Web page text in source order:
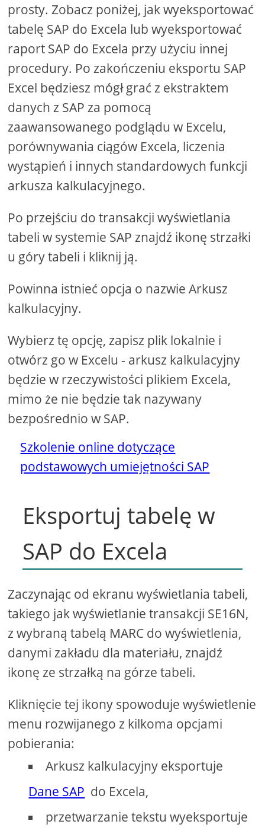
prosty. Zobacz poniżej, jak wyeksportować
tabelę SAP do Excela lub wyeksportować
raport SAP do Excela przy użyciu innej
procedury. Po zakończeniu eksportu SAP
Excel będziesz mógł grać z ekstraktem
danych z SAP za pomocą
zaawansowanego podglądu w Excelu,
porównywania ciągów Excela, liczenia
wystąpień i innych standardowych funkcji
arkusza kalkulacyjnego.
Po przejściu do transakcji wyświetlania
tabeli w systemie SAP znajdź ikonę strzałki
u góry tabeli i kliknij ją.
Powinna istnieć opcja o nazwie Arkusz
kalkulacyjny.
Wybierz tę opcję, zapisz plik lokalnie i
otwórz go w Excelu - arkusz kalkulacyjny
będzie w rzeczywistości plikiem Excela,
mimo że nie będzie tak nazywany
bezpośrednio w SAP.
Szkolenie online dotyczące
podstawowych umiejętności SAP
Eksportuj tabelę w
SAP do Excela
Zaczynając od ekranu wyświetlania tabeli,
takiego jak wyświetlanie transakcji SE16N,
z wybraną tabelą MARC do wyświetlenia,
danymi zakładu dla materiału, znajdź
ikonę ze strzałką na górze tabeli.
Kliknięcie tej ikony spowoduje wyświetlenie
menu rozwijanego z kilkoma opcjami
pobierania:
Arkusz kalkulacyjny eksportuje
Dane SAP do Excela,
przetwarzanie tekstu wyeksportuje